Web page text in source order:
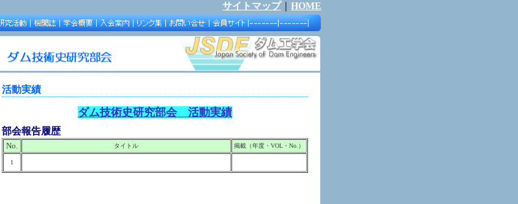
サイトマップ｜ HOME
活動実績
ダム技術史研究部会 活動実績
部会報告履歴
No. タイトル 掲載（年度・VOL・No.）
1